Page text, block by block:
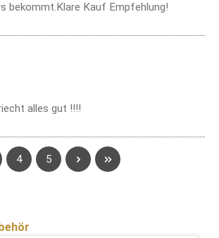
bekommt.Klare Kauf Empfehlung!
5 Sternen
alles gut !!!!
Seite
4 Seite
5